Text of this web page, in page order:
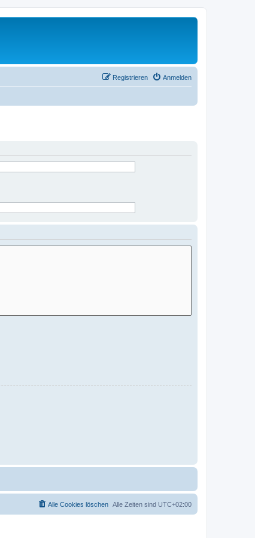
Anmelden
Registrieren
Alle Zeiten sind UTC+02:00
Alle Cookies löschen